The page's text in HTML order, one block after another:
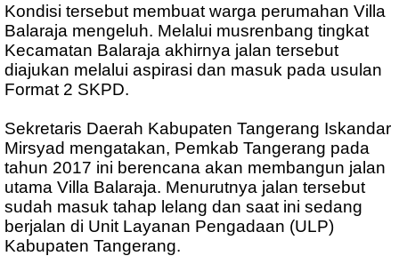
Kondisi tersebut membuat warga perumahan Villa
Balaraja mengeluh. Melalui musrenbang tingkat
Kecamatan Balaraja akhirnya jalan tersebut
diajukan melalui aspirasi dan masuk pada usulan
Format 2 SKPD.
Sekretaris Daerah Kabupaten Tangerang Iskandar
Mirsyad mengatakan, Pemkab Tangerang pada
tahun 2017 ini berencana akan membangun jalan
utama Villa Balaraja. Menurutnya jalan tersebut
sudah masuk tahap lelang dan saat ini sedang
berjalan di Unit Layanan Pengadaan (ULP)
Kabupaten Tangerang.